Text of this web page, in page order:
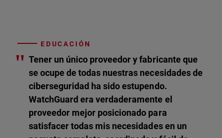
EDUCACIÓN
" Tener un único proveedor y fabricante que
se ocupe de todas nuestras necesidades de
ciberseguridad ha sido estupendo.
WatchGuard era verdaderamente el
proveedor mejor posicionado para
satisfacer todas mis necesidades en un